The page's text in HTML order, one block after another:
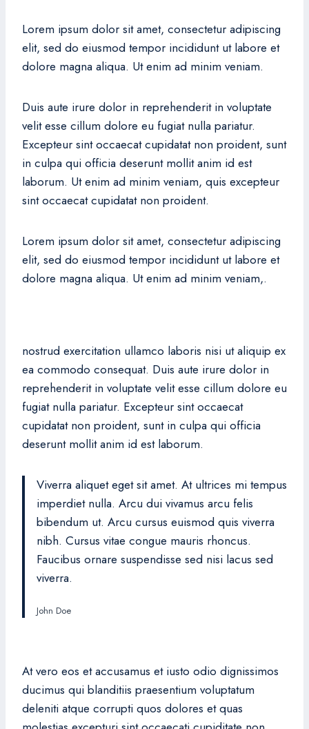
Lorem ipsum dolor sit amet, consectetur adipiscing
elit, sed do eiusmod tempor incididunt ut labore et
dolore magna aliqua. Ut enim ad minim veniam.
Duis aute irure dolor in reprehenderit in voluptate
velit esse cillum dolore eu fugiat nulla pariatur.
Excepteur sint occaecat cupidatat non proident, sunt
in culpa qui officia deserunt mollit anim id est
laborum. Ut enim ad minim veniam, quis excepteur
sint occaecat cupidatat non proident.
Lorem ipsum dolor sit amet, consectetur adipiscing
elit, sed do eiusmod tempor incididunt ut labore et
dolore magna aliqua. Ut enim ad minim veniam,.
nostrud exercitation ullamco laboris nisi ut aliquip ex
ea commodo consequat. Duis aute irure dolor in
reprehenderit in voluptate velit esse cillum dolore eu
fugiat nulla pariatur. Excepteur sint occaecat
cupidatat non proident, sunt in culpa qui officia
deserunt mollit anim id est laborum.
Viverra aliquet eget sit amet. At ultrices mi tempus
imperdiet nulla. Arcu dui vivamus arcu felis
bibendum ut. Arcu cursus euismod quis viverra
nibh. Cursus vitae congue mauris rhoncus.
Faucibus ornare suspendisse sed nisi lacus sed
viverra.
John Doe
At vero eos et accusamus et iusto odio dignissimos
ducimus qui blanditiis praesentium voluptatum
deleniti atque corrupti quos dolores et quas